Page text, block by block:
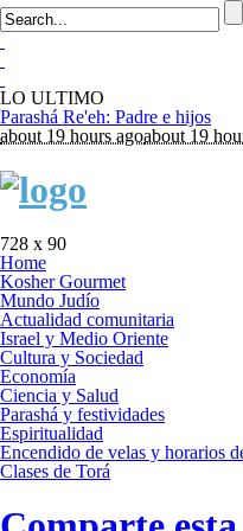
LO ULTIMO
about 19 hours agoabout 19
728 x 90
Home
Kosher Gourmet
Mundo Judío
Actualidad comunitaria
Israel y Medio Oriente
Cultura y Sociedad
Economía
Ciencia y Salud
Parashá y festividades
Espiritualidad
Encendido de velas y horarios
Clases de Torá